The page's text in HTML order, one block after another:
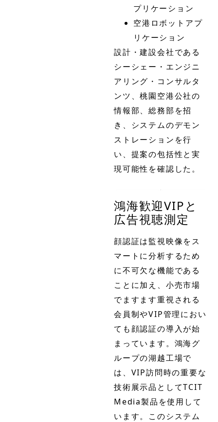
プリケーション
空港ロボットアプ
リケーション
設計・建設会社である
シーシェー・エンジニ
アリング・コンサルタ
ンツ、桃園空港公社の
情報部、総務部を招
き、システムのデモン
ストレーションを行
い、提案の包括性と実
現可能性を確認した。
鴻海歓迎VIPと
広告視聴測定
顔認証は監視映像をス
マートに分析するため
に不可欠な機能である
ことに加え、小売市場
でますます重視される
会員制やVIP管理におい
ても顔認証の導入が始
まっています。鴻海グ
ループの湖越工場で
は、VIP訪問時の重要な
技術展示品としてTCIT
Media製品を使用して
います。このシステム